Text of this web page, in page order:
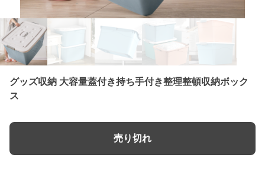
グッズ収納 大容量蓋付き持ち手付き整理整頓収納ボック
ス
売り切れ